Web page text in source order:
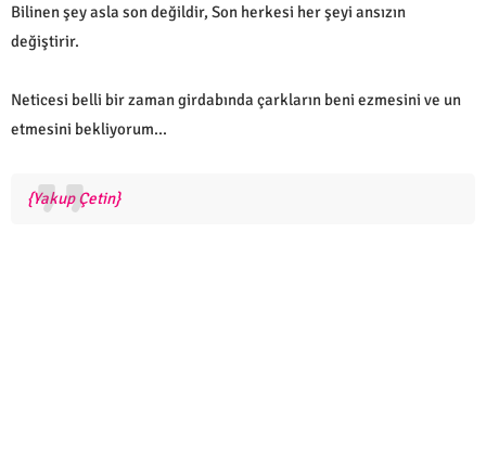
Bilinen şey asla son değildir, Son herkesi her şeyi ansızın
değiştirir.
Neticesi belli bir zaman girdabında çarkların beni ezmesini ve un
etmesini bekliyorum...
{Yakup Çetin}